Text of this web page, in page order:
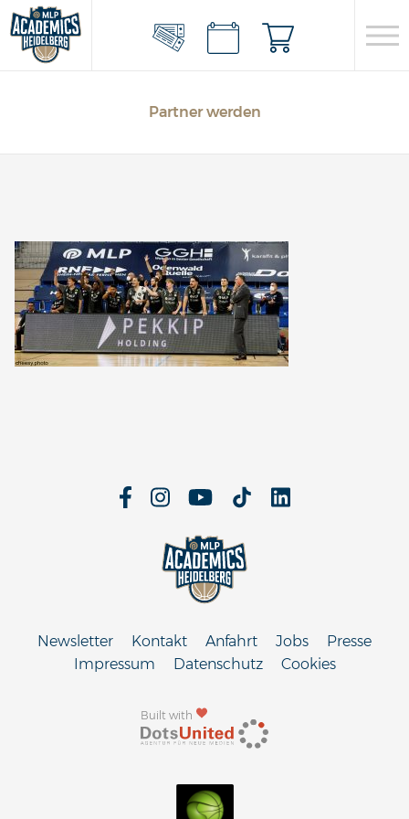
Partner werden
Built with
Newsletter Kontakt Anfahrt Jobs
Presse
Impressum
Datenschutz Cookies